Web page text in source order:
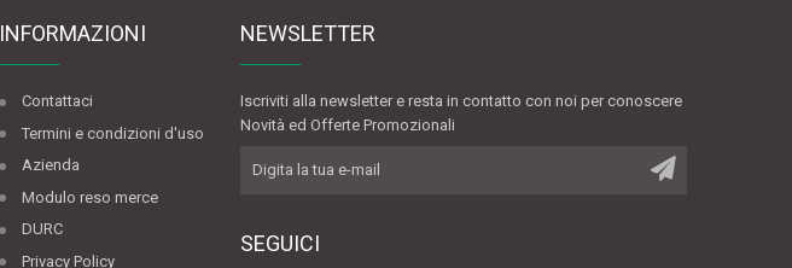
INFORMAZIONI
Contattaci
Termini e condizioni d'uso
Azienda
Modulo reso merce
DURC
Privacy Policy
NEWSLETTER
Iscriviti alla newsletter e resta in contatto con noi per conoscere
Novità ed Offerte Promozionali
SEGUICI